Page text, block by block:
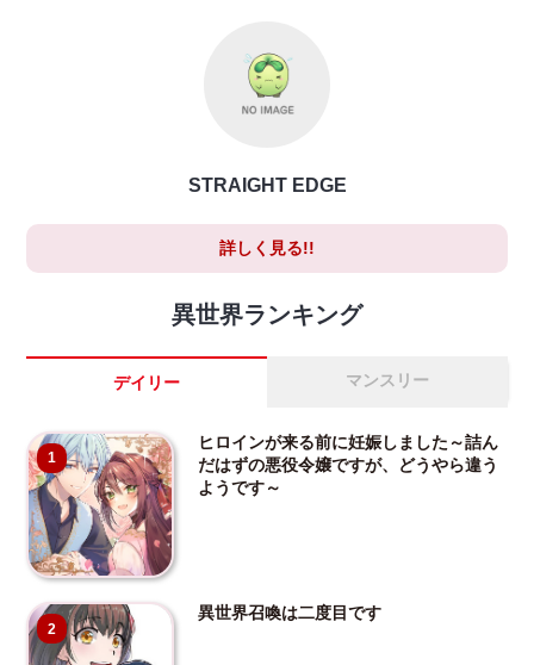
STRAIGHT EDGE
詳しく見る!!
異世界ランキング
デイリー マンスリー
1
ヒロインが来る前に妊娠しました～詰ん
だはずの悪役令嬢ですが、どうやら違う
ようです～
2
異世界召喚は二度目です